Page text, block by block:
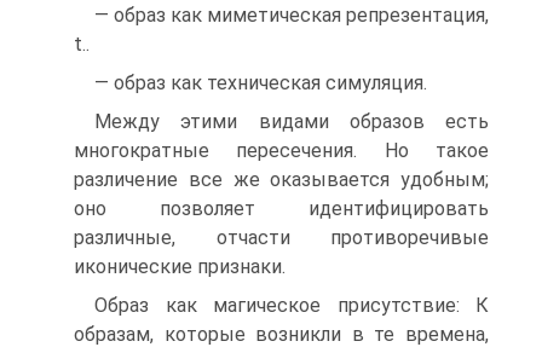
— образ как миметическая репрезентация,
t..
— образ как техническая симуляция.
Между этими видами образов есть
многократные пересечения. Но такое
различение все же оказывается удобным;
оно позволяет иден­тифицировать
различные, отчасти противоречивые
иконические при­знаки.
Образ как магическое присутствие: К
образам, которые возникли в те времена,